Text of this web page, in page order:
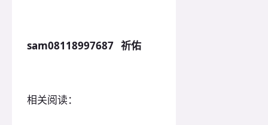
sam08118997687 祈佑
相关阅读：